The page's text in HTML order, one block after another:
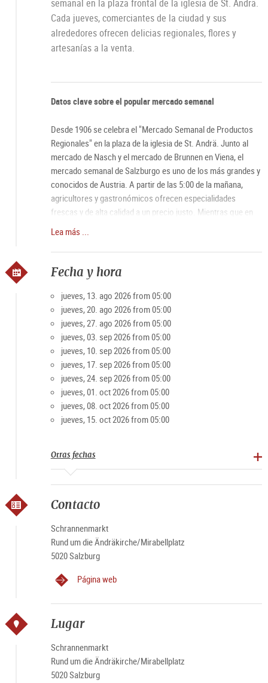
semanal en la plaza frontal de la iglesia de St. Andrä.
Cada jueves, comerciantes de la ciudad y sus
alrededores ofrecen delicias regionales, flores y
artesanías a la venta.
Datos clave sobre el popular mercado semanal
Desde 1906 se celebra el "Mercado Semanal de Productos
Regionales" en la plaza de la iglesia de St. Andrä. Junto al
mercado de Nasch y el mercado de Brunnen en Viena, el
mercado semanal de Salzburgo es uno de los más grandes y
conocidos de Austria. A partir de las 5:00 de la mañana,
agricultores y gastronómicos ofrecen especialidades
frescas y de alta calidad a un precio justo. Mientras que en
verano las flores y plantas son muy demandadas, en invierno
tradicionales palmas en los cerca de 190 puestos. Aquellos
que prefieren lo culinario, pueden disfrutar de un jugoso
Backhendl, una clara sopa de pescado o un típico bocadillo
salzburgués del puesto de salchichas.
¿Pero de dónde proviene realmente el nombre del famoso
mercado semanal?
Según las tradiciones, el nombre tiene su origen en los
depósitos de grano urbanos del edificio Schrannen en la
plaza Mirabell y en la calle Schrannengasse.
Popularidad de la Schranne
asignación de los puestos: por lo general, se debe esperar
hasta diez años para obtener un puesto.
Leer también: Una mañana en la Schranne
Horarios del mercado
Todos los jueves de 4 a 13 horas (miércoles, si el jueves es
un día festivo)
Lea más ...
Fecha y hora
jueves, 13. ago 2026 from 05:00
jueves, 20. ago 2026 from 05:00
jueves, 27. ago 2026 from 05:00
jueves, 03. sep 2026 from 05:00
jueves, 10. sep 2026 from 05:00
jueves, 17. sep 2026 from 05:00
jueves, 24. sep 2026 from 05:00
jueves, 01. oct 2026 from 05:00
jueves, 08. oct 2026 from 05:00
jueves, 15. oct 2026 from 05:00
Otras fechas
Contacto
Schrannenmarkt
Rund um die Ändräkirche/Mirabellplatz
5020 Salzburg
Página web
Lugar
Schrannenmarkt
Rund um die Ändräkirche/Mirabellplatz
5020 Salzburg